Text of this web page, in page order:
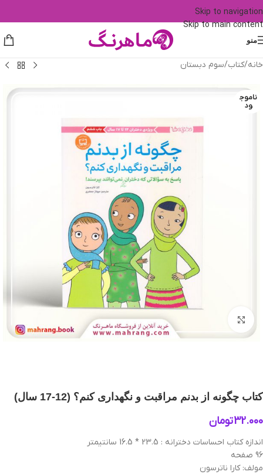
Skip to navigation
Skip to main content
منو
خانه/کتاب/سوم دبستان
ناموج
ود
کتاب چگونه از بدنم مراقبت و نگهداری کنم؟ (12-17 سال)
32.000تومان
اندازه کتاب احساسات دخترانه : 23.5 * 16.5 سانتیمتر
96 صفحه
مولف: كارا ناترسون